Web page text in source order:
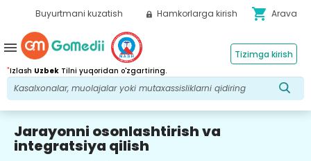
Buyurtmani kuzatish Hamkorlarga kirish shopping_cart Arava
*Izlash Uzbek Tilni yuqoridan o'zgartiring.
Tizimga kirish
menu
Jarayonni osonlashtirish va
integratsiya qilish